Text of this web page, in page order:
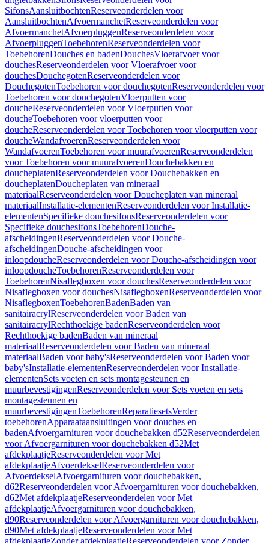
SifonsAansluitbochtenReserveonderdelen voor
AansluitbochtenAfvoermanchetReserveonderdelen voor
AfvoermanchetAfvoerpluggenReserveonderdelen voor
AfvoerpluggenToebehorenReserveonderdelen voor
ToebehorenDouches en badenDouchesVloerafvoer voor
douchesReserveonderdelen voor Vloerafvoer voor
douchesDouchegotenReserveonderdelen voor
DouchegotenToebehoren voor douchegotenReserveonderdelen voor
Toebehoren voor douchegotenVloerputten voor
doucheReserveonderdelen voor Vloerputten voor
doucheToebehoren voor vloerputten voor
doucheReserveonderdelen voor Toebehoren voor vloerputten voor
doucheWandafvoerenReserveonderdelen voor
WandafvoerenToebehoren voor muurafvoerenReserveonderdelen
voor Toebehoren voor muurafvoerenDouchebakken en
doucheplatenReserveonderdelen voor Douchebakken en
doucheplatenDoucheplaten van mineraal
materiaalReserveonderdelen voor Doucheplaten van mineraal
materiaalInstallatie-elementenReserveonderdelen voor Installatie-
elementenSpecifieke douchesifonsReserveonderdelen voor
Specifieke douchesifonsToebehorenDouche-
afscheidingenReserveonderdelen voor Douche-
afscheidingenDouche-afscheidingen voor
inloopdoucheReserveonderdelen voor Douche-afscheidingen voor
inloopdoucheToebehorenReserveonderdelen voor
ToebehorenNisaflegboxen voor douchesReserveonderdelen voor
Nisaflegboxen voor douchesNisaflegboxenReserveonderdelen voor
NisaflegboxenToebehorenBadenBaden van
sanitairacrylReserveonderdelen voor Baden van
sanitairacrylRechthoekige badenReserveonderdelen voor
Rechthoekige badenBaden van mineraal
materiaalReserveonderdelen voor Baden van mineraal
materiaalBaden voor baby'sReserveonderdelen voor Baden voor
baby'sInstallatie-elementenReserveonderdelen voor Installatie-
elementenSets voeten en sets montagesteunen en
muurbevestigingenReserveonderdelen voor Sets voeten en sets
montagesteunen en
muurbevestigingenToebehorenReparatiesetsVerder
toebehorenApparaataansluitingen voor douches en
badenAfvoergarnituren voor douchebakken d52Reserveonderdelen
voor Afvoergarnituren voor douchebakken d52Met
afdekplaatjeReserveonderdelen voor Met
afdekplaatjeAfvoerdekselReserveonderdelen voor
AfvoerdekselAfvoergarnituren voor douchebakken,
d62Reserveonderdelen voor Afvoergarnituren voor douchebakken,
d62Met afdekplaatjeReserveonderdelen voor Met
afdekplaatjeAfvoergarnituren voor douchebakken,
d90Reserveonderdelen voor Afvoergarnituren voor douchebakken,
d90Met afdekplaatjeReserveonderdelen voor Met
afdekplaatjeZonder afdekplaatjeReserveonderdelen voor Zonder